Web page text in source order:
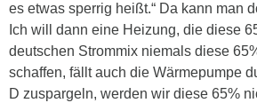
es etwas sperrig heißt.“ Da kann man
Ich will dann eine Heizung, die diese
deutschen Strommix niemals diese
schaffen, fällt auch die Wärmepumpe
D zuspargeln, werden wir diese 65%